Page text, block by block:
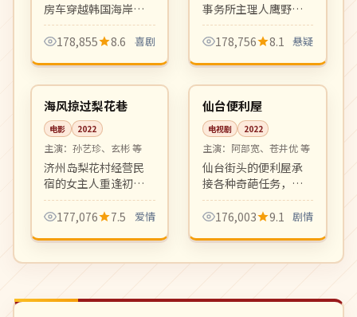
房车穿越韩国海岸
线，从釜山到江原道
一路自驾、自炊、自
治愈系慢综艺。
178,855 8.6 喜剧
事务所主理人鹰野专
接奇怪委托。每集一
案、节奏明快，是新
代表。
178,756 8.1 悬疑
韩国
高分 99:08
海风掠过梨花巷
电影 2022
主演： 孙艺珍、玄彬 等
济州岛梨花村经营民
宿的女主人重逢初
恋，海风、咖啡与旧
信件一同唤醒被搁置
影唯美，叙事克制，
浪漫细腻的成人爱情
177,076 7.5 爱情
日本
完结 12:59
仙台便利屋
电视剧 2022
主演： 阿部宽、苍井优 等
仙台街头的便利屋承
接各种奇葩任务，从
代写情书到陪逛旧物
市场。每集一段委托
温情治愈。
176,003 9.1 剧情